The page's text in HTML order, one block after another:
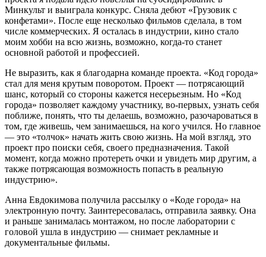
Минкульт и выиграла конкурс. Сняла дебют «Грузовик с
конфетами». После еще несколько фильмов сделала, в том
числе коммерческих. Я осталась в индустрии, кино стало
моим хобби на всю жизнь, возможно, когда-то станет
основной работой и профессией.
Не выразить, как я благодарна команде проекта. «Код города»
стал для меня крутым поворотом. Проект — потрясающий
шанс, который со стороны кажется несерьезным. Но «Код
города» позволяет каждому участнику, во-первых, узнать себя
поближе, понять, что ты делаешь, возможно, разочароваться в
том, где живешь, чем занимаешься, на кого учился. Но главное
— это «толчок» начать жить свою жизнь. На мой взгляд, это
проект про поиски себя, своего предназначения. Такой
момент, когда можно протереть очки и увидеть мир другим, а
также потрясающая возможность попасть в реальную
индустрию».
Анна Евдокимова получила рассылку о «Коде города» на
электронную почту. Заинтересовалась, отправила заявку. Она
и раньше занималась монтажом, но после лаборатории с
головой ушла в индустрию — снимает рекламные и
документальные фильмы.